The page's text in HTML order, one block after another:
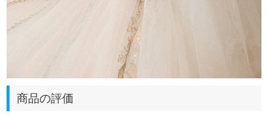
商品の評価